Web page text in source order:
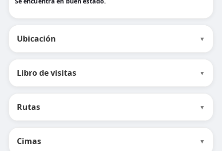
Ubicación ▼
Libro de visitas ▼
Rutas ▼
Cimas ▼